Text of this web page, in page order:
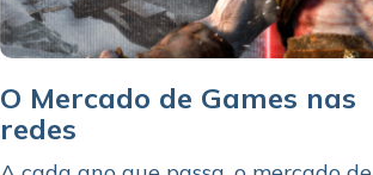
O Mercado de Games nas
redes